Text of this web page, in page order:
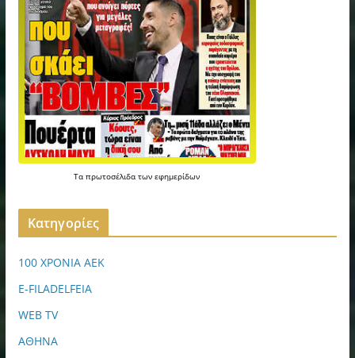
Ταπρωτοσέλιδατωνεφημερίδων
Kατηγορίες
100 ΧΡΟΝΙΑ ΑΕΚ
E-FILADELFEIA
WEB TV
ΑΘΗΝΑ